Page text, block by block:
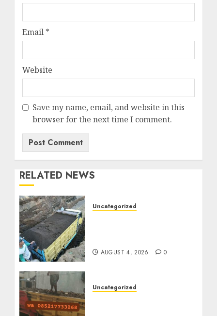
Email *
Website
Save my name, email, and website in this
browser for the next time I comment.
RELATED NEWS
Uncategorized
AUGUST 4, 2026 0
Uncategorized